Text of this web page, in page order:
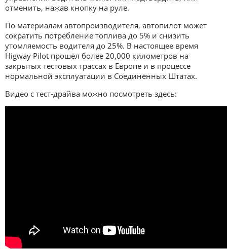
отменить, нажав кнопку на руле.
По материалам автопроизводителя, автопилот может
сократить потребление топлива до 5% и снизить
утомляемость водителя до 25%. В настоящее время
Higway Pilot прошёл более 20,000 километров на
закрытых тестовых трассах в Европе и в процессе
нормальной эксплуатации в Соединённых Штатах.
Видео с тест-драйва можно посмотреть здесь: